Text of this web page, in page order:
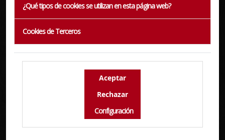
¿Qué tipos de cookies se utilizan en esta página web?
Cookies de Terceros
Configuración